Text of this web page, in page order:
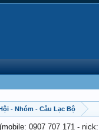
- Nhóm - Câu Lạc Bộ
0907 707 171 -